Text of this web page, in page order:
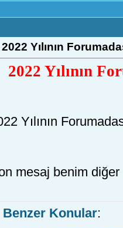
2022 Yılının
2022 Yılının
Yılının
mesaj benim
Benzer Konular: